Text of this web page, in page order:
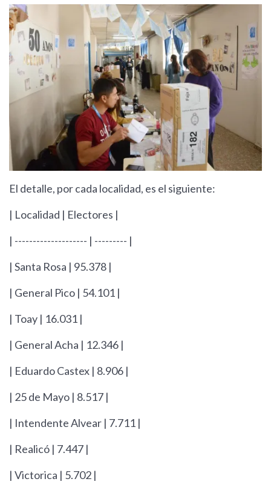
El detalle, por cada localidad, es el siguiente:
| Localidad | Electores |
| -------------------- | --------- |
| Santa Rosa | 95.378 |
| General Pico | 54.101 |
| Toay | 16.031 |
| General Acha | 12.346 |
| Eduardo Castex | 8.906 |
| 25 de Mayo | 8.517 |
| Intendente Alvear | 7.711 |
| Realicó | 7.447 |
| Victorica | 5.702 |